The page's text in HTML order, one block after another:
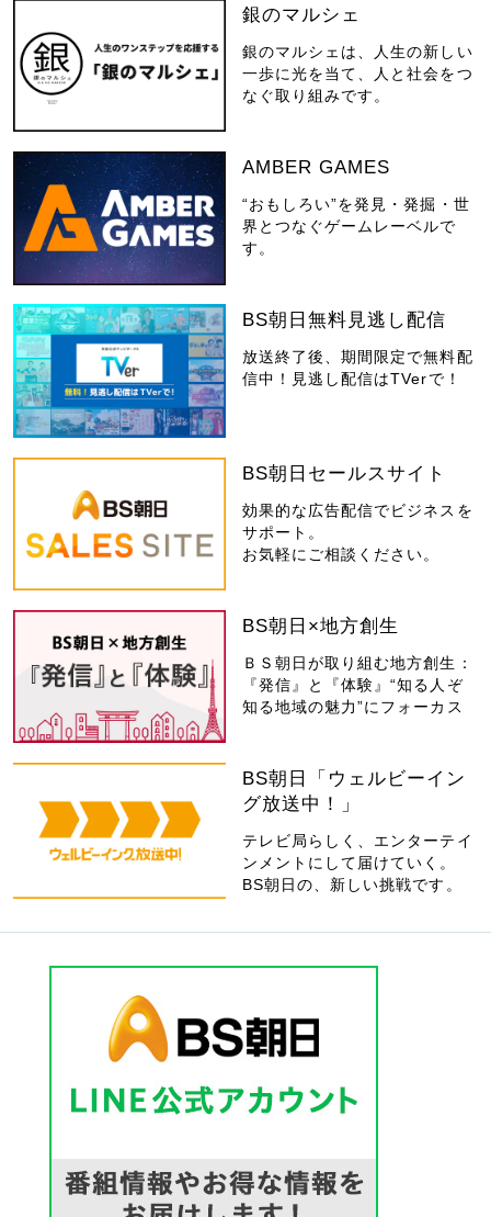
銀のマルシェ
銀のマルシェは、人生の新しい
一歩に光を当て、人と社会をつ
なぐ取り組みです。
AMBER GAMES
“おもしろい”を発見・発掘・世
界とつなぐゲームレーベルで
す。
BS朝日無料見逃し配信
放送終了後、期間限定で無料配
信中！見逃し配信はTVerで！
BS朝日セールスサイト
効果的な広告配信でビジネスを
サポート。
お気軽にご相談ください。
BS朝日×地方創生
ＢＳ朝日が取り組む地方創生：
『発信』と『体験』“知る人ぞ
知る地域の魅力”にフォーカス
BS朝日「ウェルビーイン
グ放送中！」
テレビ局らしく、エンターテイ
ンメントにして届けていく。
BS朝日の、新しい挑戦です。